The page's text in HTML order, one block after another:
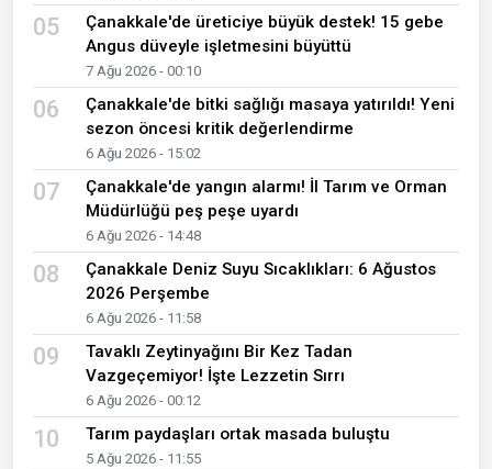
05
Çanakkale'de üreticiye büyük destek! 15 gebe
Angus düveyle işletmesini büyüttü
7 Ağu 2026 - 00:10
06
Çanakkale'de bitki sağlığı masaya yatırıldı! Yeni
sezon öncesi kritik değerlendirme
6 Ağu 2026 - 15:02
07
Çanakkale'de yangın alarmı! İl Tarım ve Orman
Müdürlüğü peş peşe uyardı
6 Ağu 2026 - 14:48
08
Çanakkale Deniz Suyu Sıcaklıkları: 6 Ağustos
2026 Perşembe
6 Ağu 2026 - 11:58
09
Tavaklı Zeytinyağını Bir Kez Tadan
Vazgeçemiyor! İşte Lezzetin Sırrı
6 Ağu 2026 - 00:12
10 Tarım paydaşları ortak masada buluştu
5 Ağu 2026 - 11:55